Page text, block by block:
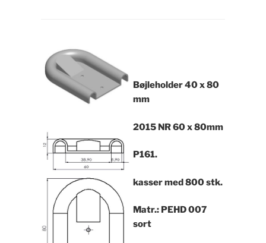
Bøjleholder 40 x 80
mm
2015 NR 60 x 80mm
P161.
kasser med 800 stk.
Matr.: PEHD 007
sort